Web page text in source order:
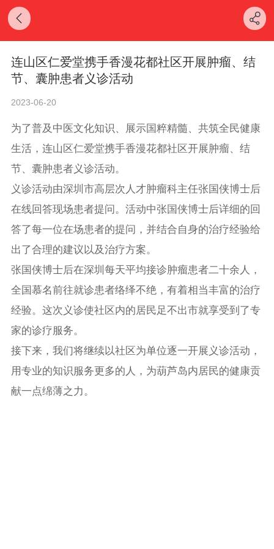
连山区仁爱堂携手香漫花都社区开展肿瘤、结
节、囊肿患者义诊活动
2023-06-20
为了普及中医文化知识、展示国粹精髓、共筑全民健康
生活，连山区仁爱堂携手香漫花都社区开展肿瘤、结
节、囊肿患者义诊活动。
义诊活动由深圳市高层次人才肿瘤科主任张国侠博士后
在线回答现场患者提问。活动中张国侠博士后详细的回
答了每一位在场患者的提问，并结合自身的治疗经验给
出了合理的建议以及治疗方案。
张国侠博士后在深圳每天平均接诊肿瘤患者二十余人，
全国慕名前往就诊患者络绎不绝，有着相当丰富的治疗
经验。这次义诊使社区内的居民足不出市就享受到了专
家的诊疗服务。
接下来，我们将继续以社区为单位逐一开展义诊活动，
用专业的知识服务更多的人，为葫芦岛内居民的健康贡
献一点绵薄之力。